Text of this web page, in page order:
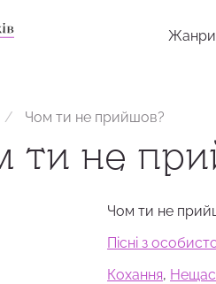
Жанри
Чом ти не прийшов?
ти не
Чом ти не
Пісні з
Кохання,